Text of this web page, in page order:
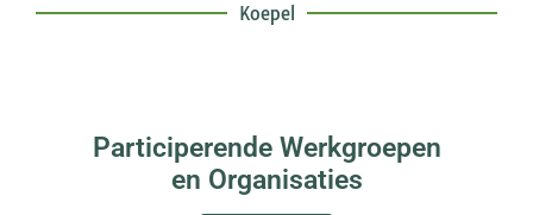
Koepel
Participerende Werkgroepen
en Organisaties